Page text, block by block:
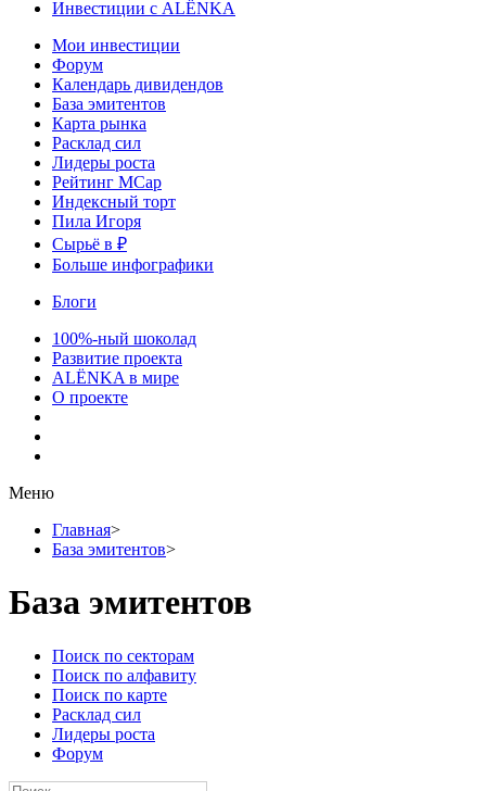
Инвестиции с ALЁNKA
Мои инвестиции
Форум
Календарь дивидендов
База эмитентов
Карта рынка
Расклад сил
Лидеры роста
Рейтинг MCap
Индексный торт
Пила Игоря
Сырьё в ₽
Больше инфографики
Блоги
100%-ный шоколад
Развитие проекта
ALЁNKA в мире
О проекте
Меню
Главная>
База эмитентов>
База эмитентов
Поиск по секторам
Поиск по алфавиту
Поиск по карте
Расклад сил
Лидеры роста
Форум